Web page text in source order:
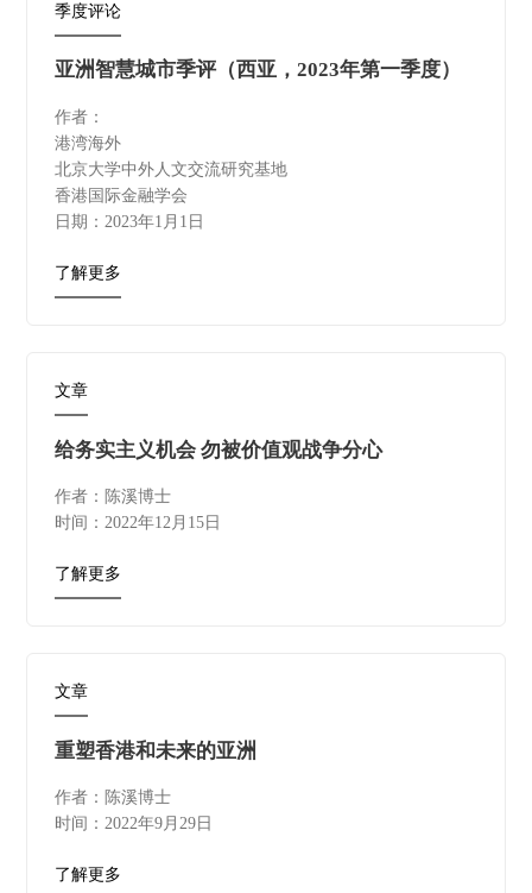
季度评论
亚洲智慧城市季评（西亚，2023年第一季度）
作者：
港湾海外
北京大学中外人文交流研究基地
香港国际金融学会
日期：2023年1月1日
了解更多
文章
给务实主义机会 勿被价值观战争分心
作者：陈溪博士
时间：2022年12月15日
了解更多
文章
重塑香港和未来的亚洲
作者：陈溪博士
时间：2022年9月29日
了解更多